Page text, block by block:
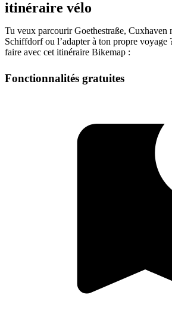
itinéraire vélo
Tu veux parcourir Goethestraße, Cuxhaven
Schiffdorf ou l’adapter à ton propre voyage
faire avec cet itinéraire Bikemap :
Fonctionnalités gratuites